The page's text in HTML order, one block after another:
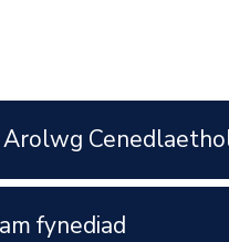
Arolwg
fynediad